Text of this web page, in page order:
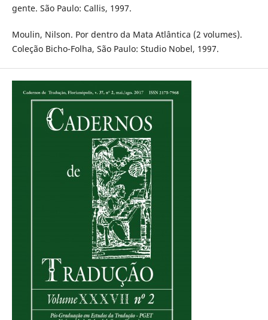
gente. São Paulo: Callis, 1997.
Moulin, Nilson. Por dentro da Mata Atlântica (2 volumes).
Coleção Bicho-Folha, São Paulo: Studio Nobel, 1997.